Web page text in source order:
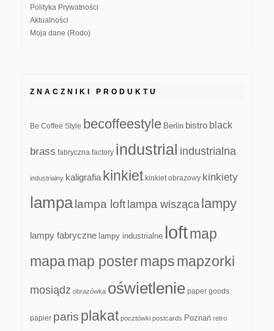
Polityka Prywatności
Aktualności
Moja dane (Rodo)
ZNACZNIKI PRODUKTU
Be Coffee Style becoffeestyle Berlin bistro black
brass fabryczna factory industrial industrialna
industrialny kaligrafia kinkiet kinkiet obrazowy kinkiety
lampa lampa loft lampa wisząca lampy
lampy fabryczne lampy industrialne loftmap
mapamap postermapsmapzorki
mosiądz obrazówka oświetlenie paper goods
papier paris plakat pocztówki postcards Poznań retro